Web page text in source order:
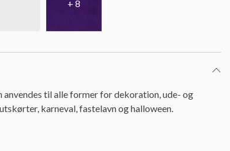
+ 8
til alle former for dekoration, ude- og
karneval, fastelavn og halloween.